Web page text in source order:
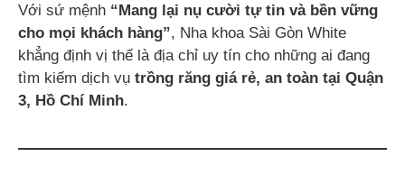
Với sứ mệnh “Mang lại nụ cười tự tin và bền vững
cho mọi khách hàng”, Nha khoa Sài Gòn White
khẳng định vị thế là địa chỉ uy tín cho những ai đang
tìm kiếm dịch vụ trồng răng giá rẻ, an toàn tại Quận
3, Hồ Chí Minh.